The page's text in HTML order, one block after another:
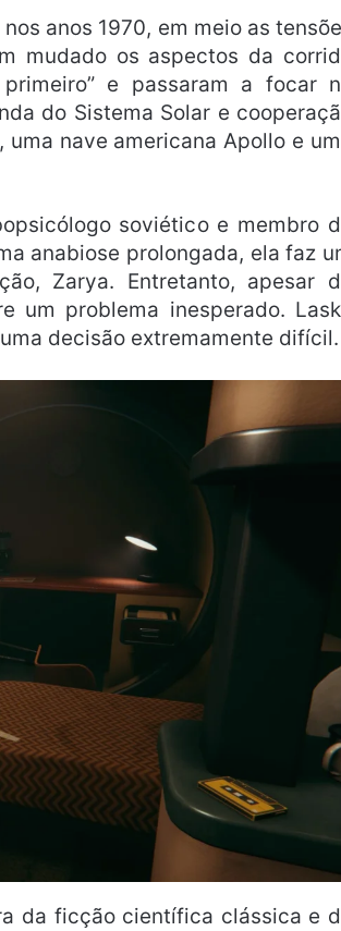
anos 1970, em meio as
mudado os aspectos da
e passaram a focar
do Sistema Solar e
nave americana Apollo e
soviético e membro
anabiose prolongada, ela faz
Zarya. Entretanto, apesar
um problema inesperado.
decisão extremamente difícil.
da ficção científica clássica e